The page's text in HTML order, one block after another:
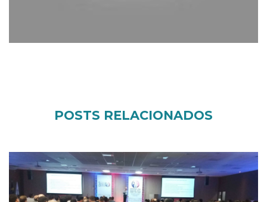
POSTS RELACIONADOS